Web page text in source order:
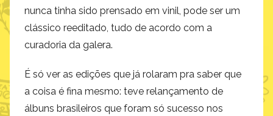
nunca tinha sido prensado em vinil, pode ser um
clássico reeditado, tudo de acordo com a
curadoria da galera.
É só ver as edições que já rolaram pra saber que
a coisa é fina mesmo: teve relançamento de
álbuns brasileiros que foram só sucesso nos